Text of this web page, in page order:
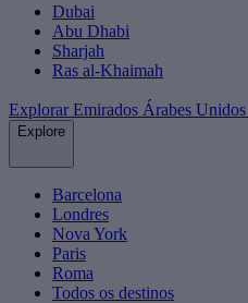
Dubai
Abu Dhabi
Sharjah
Ras al-Khaimah
Explorar Emirados Árabes Unidos
Explore
Barcelona
Londres
Nova York
Paris
Roma
Todos os destinos